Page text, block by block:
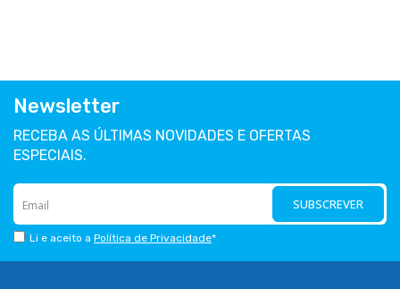
Newsletter
RECEBA AS ÚLTIMAS NOVIDADES E OFERTAS
ESPECIAIS.
SUBSCREVER
Li e aceito a Política de Privacidade*